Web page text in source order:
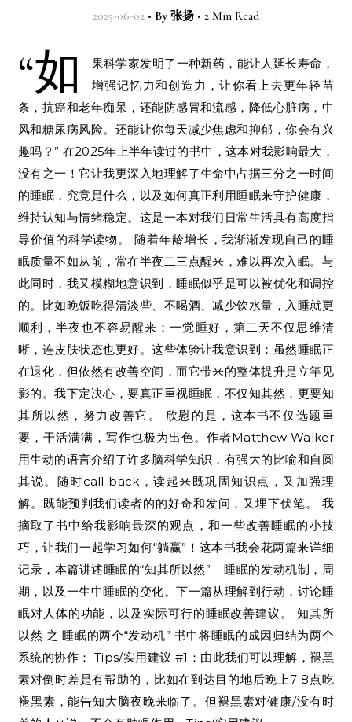
2025-06-02 • By 张扬 • 2 Min Read
“如
果科学家发明了一种新药，能让人延长寿命，
增强记忆力和创造力，让你看上去更年轻苗
条，抗癌和老年痴呆，还能防感冒和流感，降低心脏病，中
风和糖尿病风险。还能让你每天减少焦虑和抑郁，你会有兴
趣吗？” 在2025年上半年读过的书中，这本对我影响最大，
没有之一！它让我更深入地理解了生命中占据三分之一时间
的睡眠，究竟是什么，以及如何真正利用睡眠来守护健康，
维持认知与情绪稳定。这是一本对我们日常生活具有高度指
导价值的科学读物。 随着年龄增长，我渐渐发现自己的睡
眠质量不如从前，常在半夜二三点醒来，难以再次入眠。与
此同时，我又模糊地意识到，睡眠似乎是可以被优化和调控
的。比如晚饭吃得清淡些、不喝酒、减少饮水量，入睡就更
顺利，半夜也不容易醒来；一觉睡好，第二天不仅思维清
晰，连皮肤状态也更好。这些体验让我意识到：虽然睡眠正
在退化，但依然有改善空间，而它带来的整体提升是立竿见
影的。我下定决心，要真正重视睡眠，不仅知其然，更要知
其所以然，努力改善它。 欣慰的是，这本书不仅选题重
要，干活满满，写作也极为出色。作者Matthew Walker
用生动的语言介绍了许多脑科学知识，有强大的比喻和自圆
其说。随时call back，读起来既巩固知识点，又加强理
解。既能预判我们读者的的好奇和发问，又埋下伏笔。 我
摘取了书中给我影响最深的观点，和一些改善睡眠的小技
巧，让我们一起学习如何“躺赢”！这本书我会花两篇来详细
记录，本篇讲述睡眠的“知其所以然” – 睡眠的发动机制，周
期，以及一生中睡眠的变化。下一篇从理解到行动，讨论睡
眠对人体的功能，以及实际可行的睡眠改善建议。 知其所
以然 之 睡眠的两个“发动机” 书中将睡眠的成因归结为两个
系统的协作： Tips/实用建议 #1：由此我们可以理解，褪黑
素对倒时差是有帮助的，比如在到达目的地后晚上7-8点吃
褪黑素，能告知大脑夜晚来临了。但褪黑素对健康/没有时